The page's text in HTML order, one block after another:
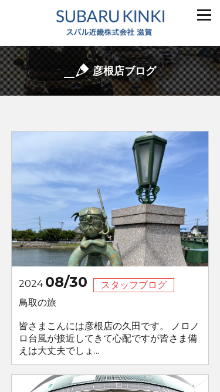
彦根店ブログ
2024 08/30
スタッフブログ
鳥取の旅
皆さまこんには彦根店の久田です。 ノロノ
ロ台風が接近してきて心配ですが皆さま備
えは大丈夫でしょ...